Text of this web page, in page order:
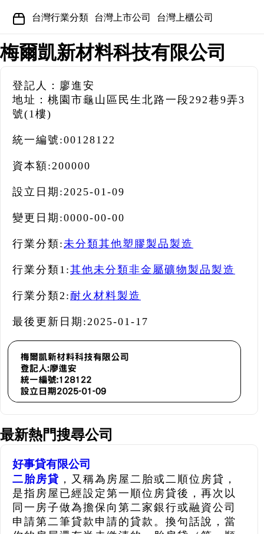
台灣行業分類 台灣上市公司 台灣上櫃公司
梅爾凱新材料科技有限公司
登記人：廖進安
地址：桃園市龜山區民生北路一段292巷9弄3
號(1樓)
統一編號:00128122
資本額:200000
設立日期:2025-01-09
變更日期:0000-00-00
行業分類:未分類其他塑膠製品製造
行業分類1:其他未分類非金屬礦物製品製造
行業分類2: 耐火材料製造
最後更新日期:2025-01-17
最新熱門搜尋公司
好事貸有限公司
二胎房貸 ，又稱為房屋二胎或二順位房貸，
是指房屋已經設定第一順位房貸後，再次以
同一房子做為擔保向第二家銀行或融資公司
申請第二筆貸款申請的貸款。換句話說，當